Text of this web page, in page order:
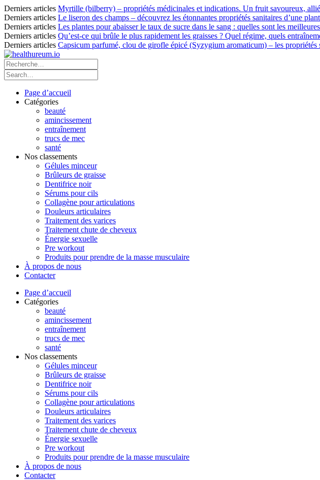
Derniers articles Myrtille (bilberry) – propriétés médicinales et indications. Un fruit savoureux,
Derniers articles Le liseron des champs – découvrez les étonnantes propriétés sanitaires d’une
Derniers articles Les plantes pour abaisser le taux de sucre dans le sang : quelles sont les
Derniers articles Qu’est-ce qui brûle le plus rapidement les graisses ? Quel régime, quels
Derniers articles Capsicum parfumé, clou de girofle épicé (Syzygium aromaticum) – les propriétés
Page d’accueil
Catégories
beauté
amincissement
entraînement
trucs de mec
santé
Nos classements
Gélules minceur
Brûleurs de graisse
Dentifrice noir
Sérums pour cils
Collagène pour articulations
Douleurs articulaires
Traitement des varices
Traitement chute de cheveux
Énergie sexuelle
Pre workout
Produits pour prendre de la masse musculaire
À propos de nous
Contacter
Page d’accueil
Catégories
beauté
amincissement
entraînement
trucs de mec
santé
Nos classements
Gélules minceur
Brûleurs de graisse
Dentifrice noir
Sérums pour cils
Collagène pour articulations
Douleurs articulaires
Traitement des varices
Traitement chute de cheveux
Énergie sexuelle
Pre workout
Produits pour prendre de la masse musculaire
À propos de nous
Contacter